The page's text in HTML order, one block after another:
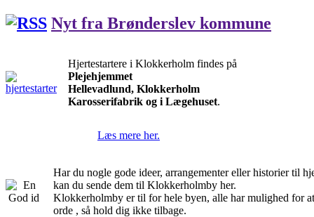
Nyt fra Brønderslev kommune
Hjertestartere i Klokkerholm findes på
Plejehjemmet
Hellevadlund, Klokkerholm
Karosserifabrik og i Lægehuset.
Læs mere her.
Har du nogle gode ideer, arrangementer eller historier til
kan du sende dem til Klokkerholmby her.
Klokkerholmby er til for hele byen, alle har mulighed for
orde , så hold dig ikke tilbage.